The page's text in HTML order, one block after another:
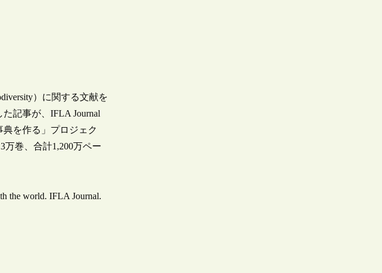
）に関する文献を
記事が、IFLA Journal
を作る」プロジェク
万巻、合計1,200万ペー
the world. IFLA Journal.